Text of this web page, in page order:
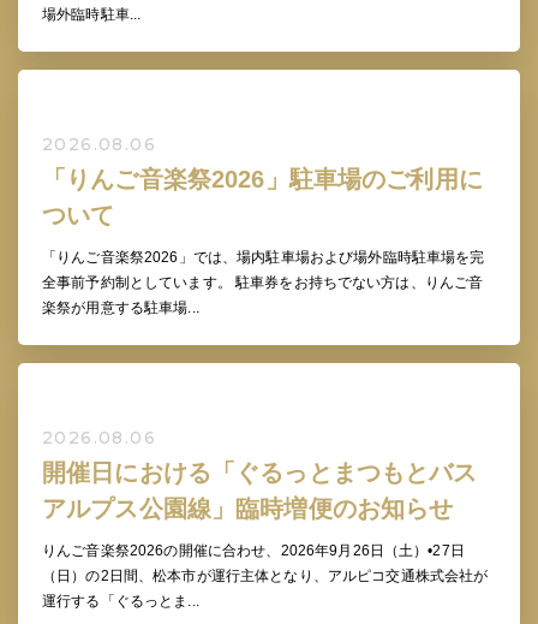
場外臨時駐車...
2026.08.06
「りんご音楽祭2026」駐車場のご利用に
ついて
「りんご音楽祭2026」では、場内駐車場および場外臨時駐車場を完
全事前予約制としています。 駐車券をお持ちでない方は、りんご音
楽祭が用意する駐車場...
2026.08.06
開催日における「ぐるっとまつもとバス
アルプス公園線」臨時増便のお知らせ
りんご音楽祭2026の開催に合わせ、2026年9月26日（土）•27日
（日）の2日間、松本市が運行主体となり、アルピコ交通株式会社が
運行する「ぐるっとま...